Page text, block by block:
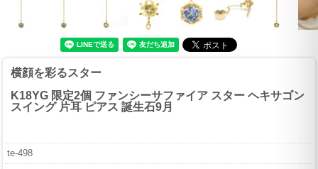
横顔を彩るスター
K18YG 限定2個 ファンシーサファイア スター ヘキサゴン
スイング 片耳 ピアス 誕生石9月
te-498